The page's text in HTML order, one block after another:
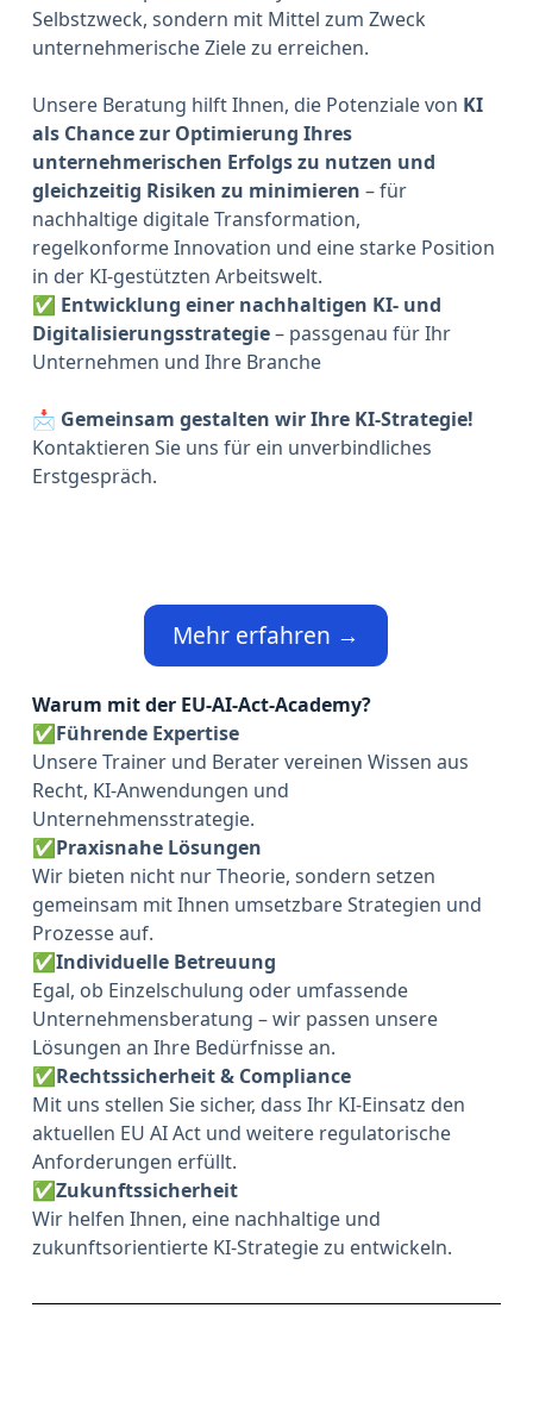
Selbstzweck, sondern mit Mittel zum Zweck
unternehmerische Ziele zu erreichen.
Unsere Beratung hilft Ihnen, die Potenziale von KI
als Chance zur Optimierung Ihres
unternehmerischen Erfolgs zu nutzen und
gleichzeitig Risiken zu minimieren – für
nachhaltige digitale Transformation,
regelkonforme Innovation und eine starke Position
in der KI-gestützten Arbeitswelt.
✅ Entwicklung einer nachhaltigen KI- und
Digitalisierungsstrategie– passgenau für Ihr
Unternehmen und Ihre Branche
📩 Gemeinsam gestalten wir Ihre KI-Strategie!
Kontaktieren Sie uns für ein unverbindliches
Erstgespräch.
Mehr erfahren →
Warum mit der EU-AI-Act-Academy?
✅Führende Expertise
Unsere Trainer und Berater vereinen Wissen aus
Recht, KI-Anwendungen und
Unternehmensstrategie.
✅Praxisnahe Lösungen
Wir bieten nicht nur Theorie, sondern setzen
gemeinsam mit Ihnen umsetzbare Strategien und
Prozesse auf.
✅Individuelle Betreuung
Egal, ob Einzelschulung oder umfassende
Unternehmensberatung – wir passen unsere
Lösungen an Ihre Bedürfnisse an.
✅Rechtssicherheit & Compliance
Mit uns stellen Sie sicher, dass Ihr KI-Einsatz den
aktuellen EU AI Act und weitere regulatorische
Anforderungen erfüllt.
✅Zukunftssicherheit
Wir helfen Ihnen, eine nachhaltige und
zukunftsorientierte KI-Strategiezu entwickeln.